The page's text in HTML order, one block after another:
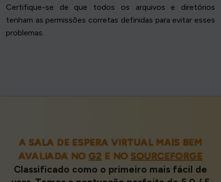
Certifique-se de que todos os arquivos e diretórios
tenham as permissões corretas definidas para evitar esses
problemas.
A SALA DE ESPERA VIRTUAL MAIS BEM
AVALIADA NO G2 E NO SOURCEFORGE
Classificado como o primeiro mais fácil de